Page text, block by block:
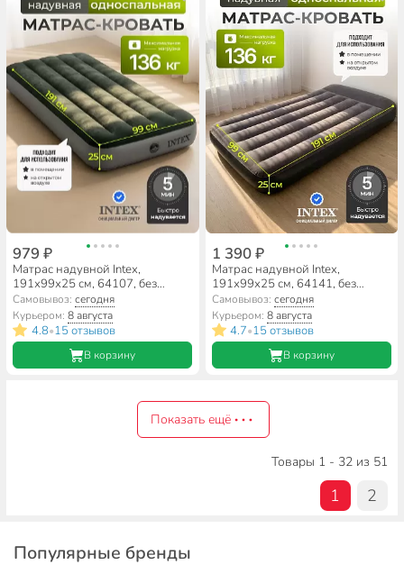
979 ₽
Матрас надувной Intex,
191х99х25 см, 64107, без
насоса, флокированный, 136 кг
Самовывоз:сегодня
Курьером:8 августа
4.8•15 отзывов
В корзину
1 390 ₽
Матрас надувной Intex,
191х99х25 см, 64141, без
насоса, флокированный, 136 кг
Самовывоз: сегодня
Курьером: 8 августа
4.7•15 отзывов
В корзину
Показать ещё
Товары 1 - 32 из 51
1 2
Популярные бренды